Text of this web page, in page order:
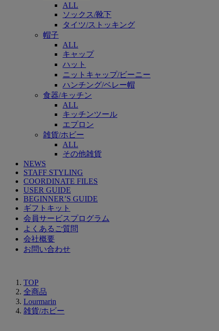
ALL
ソックス/靴下
タイツ/ストッキング
帽子
ALL
キャップ
ハット
ニットキャップ/ビーニー
ハンチング/ベレー帽
食器/キッチン
ALL
キッチンツール
エプロン
雑貨/ホビー
ALL
その他雑貨
NEWS
STAFF STYLING
COORDINATE FILES
USER GUIDE
BEGINNER’S GUIDE
ギフトキット
会員サービスプログラム
よくあるご質問
会社概要
お問い合わせ
TOP
全商品
Lourmarin
雑貨/ホビー